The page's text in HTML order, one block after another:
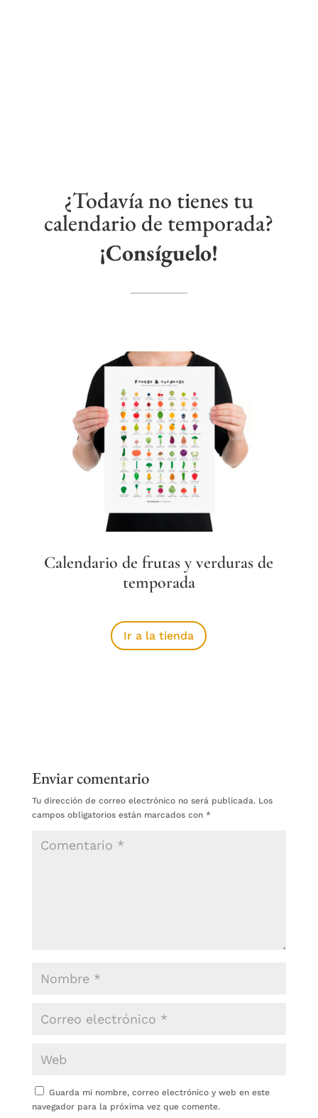
¿Todavía no tienes tu
calendario de temporada?
¡Consíguelo!
Calendario de frutas y verduras de
temporada
Ir a la tienda
Enviar comentario
Tu dirección de correo electrónico no será publicada. Los
campos obligatorios están marcados con *
Guarda mi nombre, correo electrónico y web en este
navegador para la próxima vez que comente.